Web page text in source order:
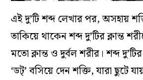
এই দু’টি শব্দ লেখার পর, অসহায়
তাকিয়ে থাকেন শব্দ দু’টির ক্লান্ত
মতো ক্লান্ত ও দুর্বল শরীর। শব্দ
‘ডট্‌’ বসিয়ে দেন শক্তি, যারা ছুটে